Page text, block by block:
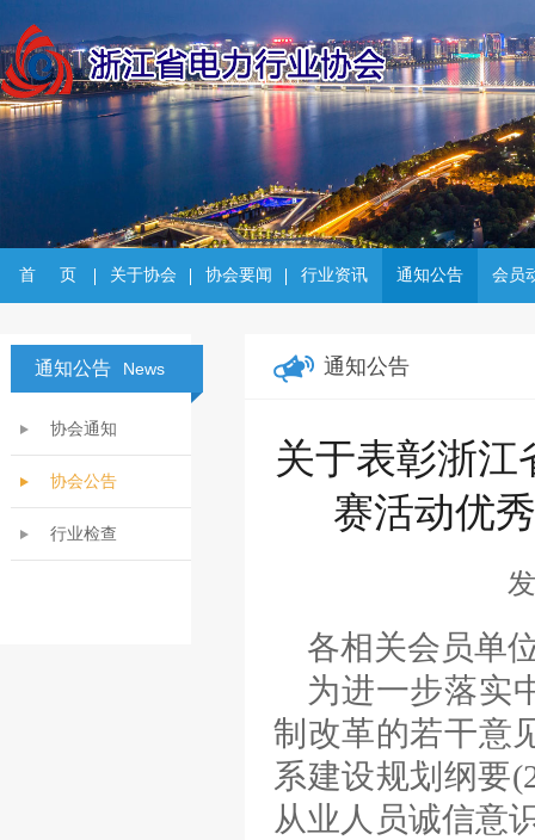
首     页 关于协会 协会要闻 行业资讯 通知公告 会员
通知公告 News
协会通知
协会公告
行业检查
通知公告
关于表彰浙江
赛活动优
各相关会员单
为进一步落实
制改革的若干意
系建设规划纲要
从业人员诚信意